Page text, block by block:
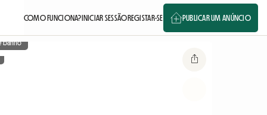
COMO FUNCIONA?INICIAR SESSÃOREGISTAR-SE PUBLICAR UM ANÚNCIO
banho